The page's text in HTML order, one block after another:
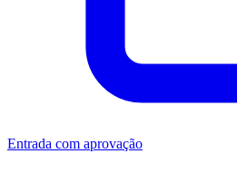
Entrada com aprovação